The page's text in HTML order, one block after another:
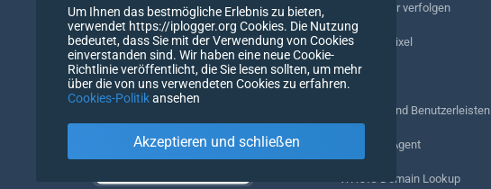
Deutsch
Rufnummer verfolgen
Tracking-Pixel
URL-Prüfer
IP-Zähler und Benutzerleisten
Mein UserAgent
WHOIS Domain Lookup
Um Ihnen das bestmögliche Erlebnis zu bieten,
verwendet https://iplogger.org Cookies. Die Nutzung
bedeutet, dass Sie mit der Verwendung von Cookies
einverstanden sind. Wir haben eine neue Cookie-
Richtlinie veröffentlicht, die Sie lesen sollten, um mehr
über die von uns verwendeten Cookies zu erfahren.
Cookies-Politikansehen
Akzeptieren und schließen